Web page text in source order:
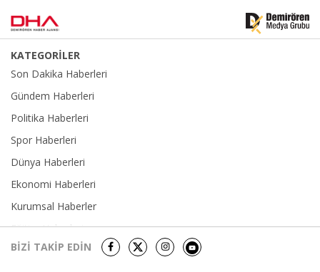
KATEGORİLER
Son Dakika Haberleri
Gündem Haberleri
Politika Haberleri
Spor Haberleri
Dünya Haberleri
Ekonomi Haberleri
Kurumsal Haberler
Eğitim Haberleri
Yerel Haberler
BİZİ TAKİP EDİN